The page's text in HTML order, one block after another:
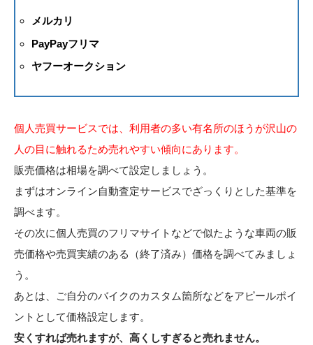
メルカリ
PayPayフリマ
ヤフーオークション
個人売買サービスでは、利用者の多い有名所のほうが沢山の
人の目に触れるため売れやすい傾向にあります。
販売価格は相場を調べて設定しましょう。
まずはオンライン自動査定サービスでざっくりとした基準を
調べます。
その次に個人売買のフリマサイトなどで似たような車両の販
売価格や売買実績のある（終了済み）価格を調べてみましょ
う。
あとは、ご自分のバイクのカスタム箇所などをアピールポイ
ントとして価格設定します。
安くすれば売れますが、高くしすぎると売れません。